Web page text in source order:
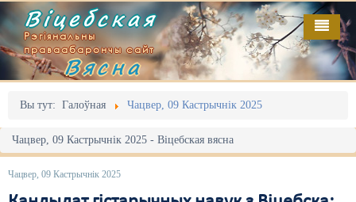
Віцебская
Рэгіянальны
праваабарончы сайт
Вясна
Вы тут: Галоўная Чацвер, 09 Кастрычнік 2025
Чацвер, 09 Кастрычнік 2025 - Віцебская вясна
Чацвер, 09 Кастрычнік 2025
Галоўная
Адміністрацыйны перасьлед
Акцыі
Выбары
Выданьні
Відэа
Пра нас